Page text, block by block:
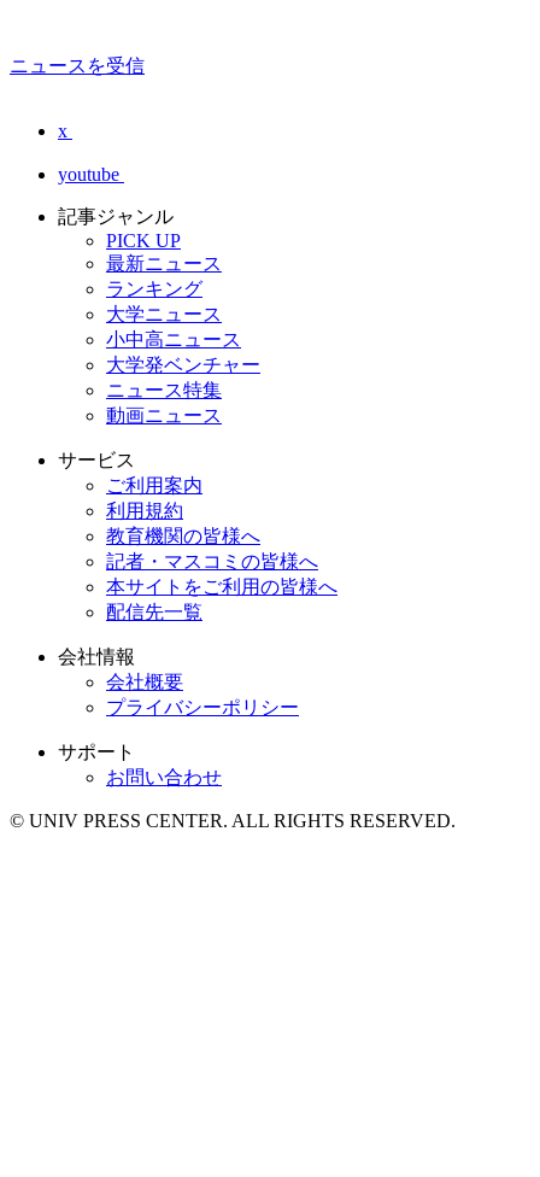
ニュースを受信
x
youtube
記事ジャンル
PICK UP
最新ニュース
ランキング
大学ニュース
小中高ニュース
大学発ベンチャー
ニュース特集
動画ニュース
サービス
ご利用案内
利用規約
教育機関の皆様へ
記者・マスコミの皆様へ
本サイトをご利用の皆様へ
配信先一覧
会社情報
会社概要
プライバシーポリシー
サポート
お問い合わせ
© UNIV PRESS CENTER. ALL RIGHTS RESERVED.